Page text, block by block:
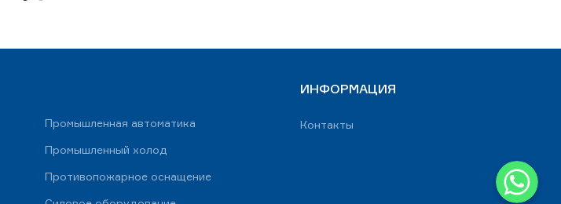
Промышленная автоматика
Промышленный холод
Противопожарное оснащение
ИНФОРМАЦИЯ
Контакты
WhatsApp